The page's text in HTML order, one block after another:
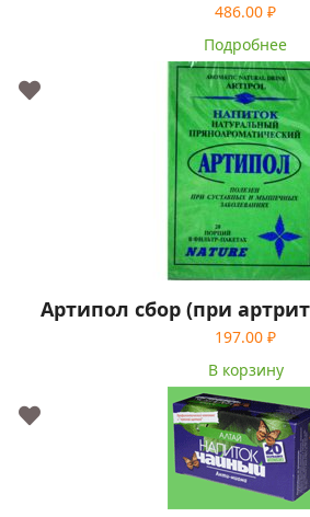
486.00 ₽
Подробнее
Артипол сбор (при
197.00 ₽
В корзину